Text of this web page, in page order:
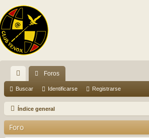
nl
ac
es
rá
Foros
Buscar Identificarse Registrarse
Índice general
Foro